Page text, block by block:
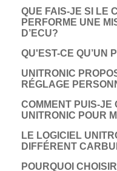
QUE FAIS-JE SI LE
PERFORME UNE
D’ECU?
QU'EST-CE QU’UN
UNITRONIC
RÉGLAGE
COMMENT PUIS-JE
UNITRONIC POUR
LE LOGICIEL
DIFFÉRENT
POURQUOI